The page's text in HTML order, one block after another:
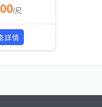
/尺
詳情